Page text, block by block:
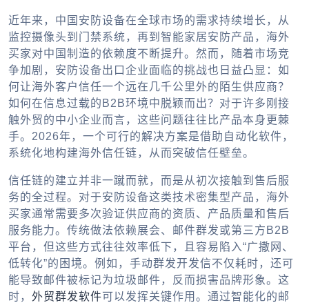
近年来，中国安防设备在全球市场的需求持续增长，从
监控摄像头到门禁系统，再到智能家居安防产品，海外
买家对中国制造的依赖度不断提升。然而，随着市场竞
争加剧，安防设备出口企业面临的挑战也日益凸显：如
何让海外客户信任一个远在几千公里外的陌生供应商？
如何在信息过载的B2B环境中脱颖而出？对于许多刚接
触外贸的中小企业而言，这些问题往往比产品本身更棘
手。2026年，一个可行的解决方案是借助自动化软件，
系统化地构建海外信任链，从而突破信任壁垒。
信任链的建立并非一蹴而就，而是从初次接触到售后服
务的全过程。对于安防设备这类技术密集型产品，海外
买家通常需要多次验证供应商的资质、产品质量和售后
服务能力。传统做法依赖展会、邮件群发或第三方B2B
平台，但这些方式往往效率低下，且容易陷入“广撒网、
低转化”的困境。例如，手动群发开发信不仅耗时，还可
能导致邮件被标记为垃圾邮件，反而损害品牌形象。这
时， 外贸群发软件可以发挥关键作用。通过智能化的邮